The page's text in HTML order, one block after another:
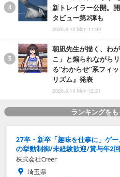
新トレイラー公開。
タビュー第2弾も
2026.8.10 Mon 11:00
朝凪先生が描く、わ
こ」と煽られながら
る“わからせ”系フィ
リズム』発表
2026.8.10 Mon 12:21
ランキングを
27卒・新卒「趣味を仕事に」ゲ
の挙動制御/未経験歓迎/賞与年2回
株式会社Creer
埼玉県